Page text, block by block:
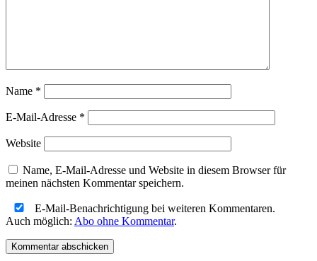
Name *
E-Mail-Adresse *
Website
Name, E-Mail-Adresse und Website in diesem Browser für
meinen nächsten Kommentar speichern.
E-Mail-Benachrichtigung bei weiteren Kommentaren.
Auch möglich: Abo ohne Kommentar.